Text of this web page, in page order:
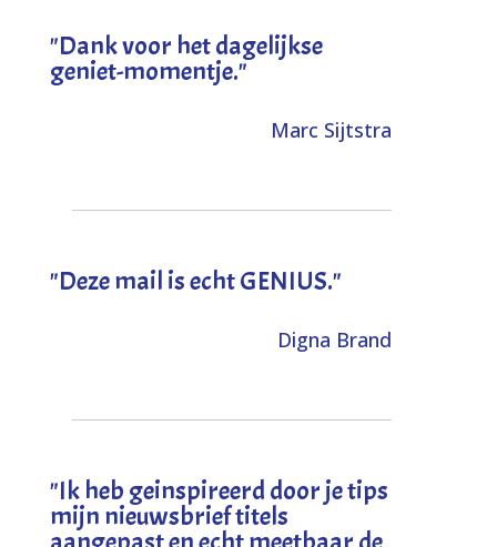
"Dank voor het dagelijkse
geniet-momentje."
Marc Sijtstra
"Deze mail is echt GENIUS."
Digna Brand
"Ik heb geinspireerd door je tips
mijn nieuwsbrief titels